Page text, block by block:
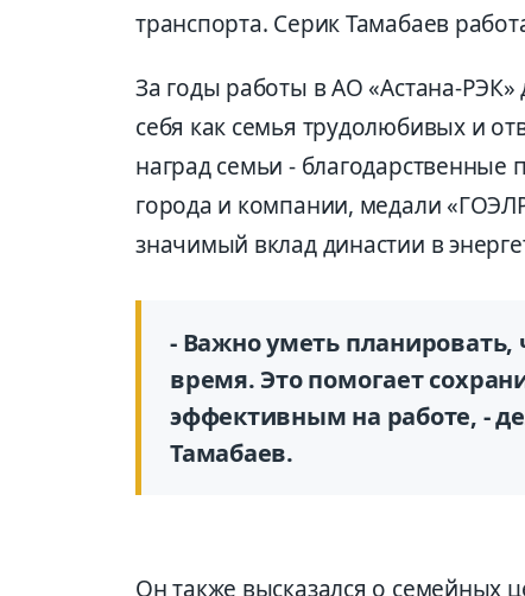
транспорта. Серик Тамабаев
За годы работы в АО «Астана-
себя как семья трудолюбивых и
наград семьи -
города и компании, медали
значимый вклад династии в
- Важно уметь планировать,
время. Это помогает
эффективным на работе, -
Тамабаев.
Он также высказался о семейных